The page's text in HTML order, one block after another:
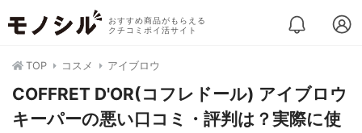
おすすめ商品がもらえる
クチコミポイ活サイト
TOP コスメ アイブロウ
COFFRET D'OR(コフレドール) アイブロウ
キーパーの悪い口コミ・評判は？実際に使